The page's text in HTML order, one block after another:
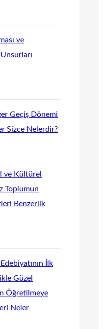
ve
Geçiş Dönemi
Sizce Nelerdir?
ve Kültürel
Toplumun
Benzerlik
İlk
Güzel
Öğretilmeye
Neler